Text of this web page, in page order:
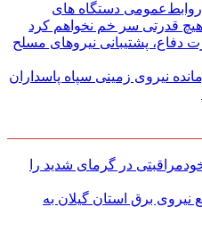
دستگاه های
هیچ قدرتی سر خم نخواهم کرد
دفاع، پشتیبانی نیرو‌های مسلح
نیروی زمینی سپاه پاسداران
۵۰ توصیه خودمراقبتی در گرمای شدید را
نیروی برق استان گیلان به